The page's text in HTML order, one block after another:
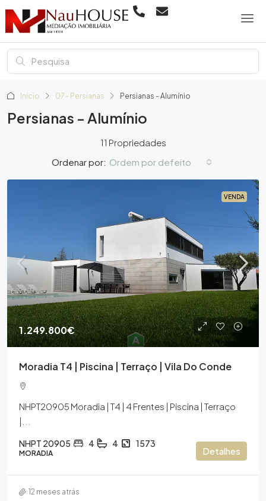
Início 07 - Persianas Persianas - Alumínio
Persianas - Alumínio
11 Propriedades
Ordenar por: Ordem por defeito
VENDA
1.249.800€
Moradia T4 | Piscina | Terraço | Vila Do Conde
NHPT20905 Moradia | T4 | 4 Frentes | Piscina | Terraço
|...
NHPT 20905 4 4 1573
MORADIA Detalhes
12 meses atrás